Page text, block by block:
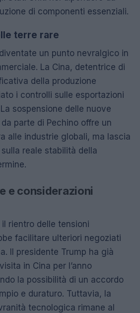
di componenti essenziali.
terre rare
un punto nevralgico in
La Cina, detentrice di
della produzione
i controlli sulle esportazioni
sospensione delle nuove
parte di Pechino offre un
alle industrie globali, ma lascia
reale stabilità della
e considerazioni
rientro delle tensioni
facilitare ulteriori negoziati
Il presidente Trump ha già
in Cina per l’anno
la possibilità di un accordo
e duraturo. Tuttavia, la
tecnologica rimane al